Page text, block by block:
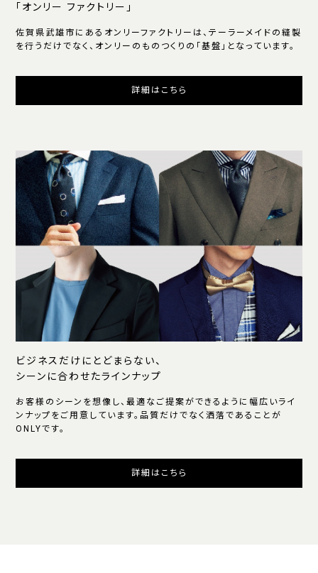
「オンリー ファクトリー」
佐賀県武雄市にあるオンリーファクトリーは、テーラーメイドの縫製
を行うだけでなく、オンリーのものつくりの「基盤」となっています。
詳細はこちら
ビジネスだけにとどまらない、
シーンに合わせたラインナップ
お客様のシーンを想像し、最適なご提案ができるように幅広いライ
ンナップをご用意しています。品質だけでなく洒落であることが
ONLYです。
詳細はこちら